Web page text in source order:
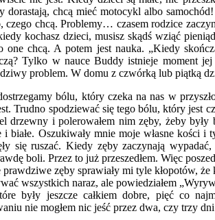
dorastają, chcą mieć motocykl albo
czego chcą. Problemy… czasem rodzice
kochasz dzieci, musisz skądś wziąć
one chcą. A potem jest nauka. „Kiedy
Tylko w nauce Buddy istnieje moment
problem. W domu z czwórką lub piątką
bólu, który czeka na nas w
Trudno spodziewać się tego bólu, który jest
drzewny i polerowałem nim zęby, żeby były
i białe. Oszukiwały mnie moje własne kości
się ruszać. Kiedy zęby zaczynają
boli. Przez to już przeszedłem. Więc
zęby sprawiały mi tyle kłopotów, że
wszystkich naraz, ale powiedziałem
były jeszcze całkiem dobre, pięć co
nie mogłem nic jeść przez dwa, czy trzy